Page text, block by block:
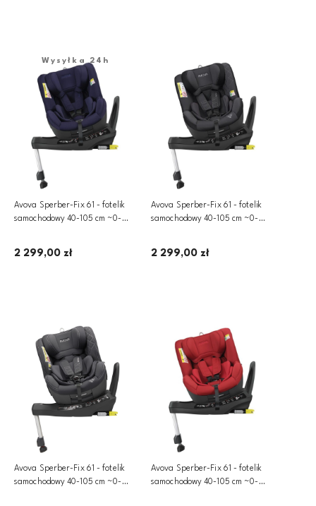
Avova Sperber-Fix 61 - fotelik
samochodowy 40-105 cm ~0-
2 299,00 zł
Wysyłka 24h
Avova Sperber-Fix 61 - fotelik
samochodowy 40-105 cm ~0-
2 299,00 zł
Avova Sperber-Fix 61 - fotelik
samochodowy 40-105 cm ~0-
Avova Sperber-Fix 61 - fotelik
samochodowy 40-105 cm ~0-